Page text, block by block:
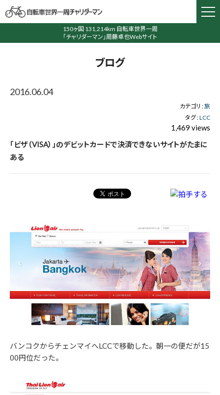
150ヶ国 131,214km 自転車世界一周
「チャリダーマン」周藤卓也Webサイト
ブログ
2016.06.04
カテゴリ :旅
タグ :LCC
1,469 views
「ビザ（VISA）」のデビットカードで決済できないサイトがたまに
ある
バンコクからチェンマイへLCCで移動した。朝一の便だが15
00円位だった。